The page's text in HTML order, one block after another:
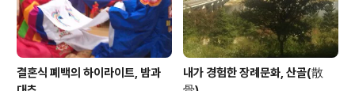
결혼식 폐백의 하이라이트, 밤과
내가 경험한 장례문화, 산골(散